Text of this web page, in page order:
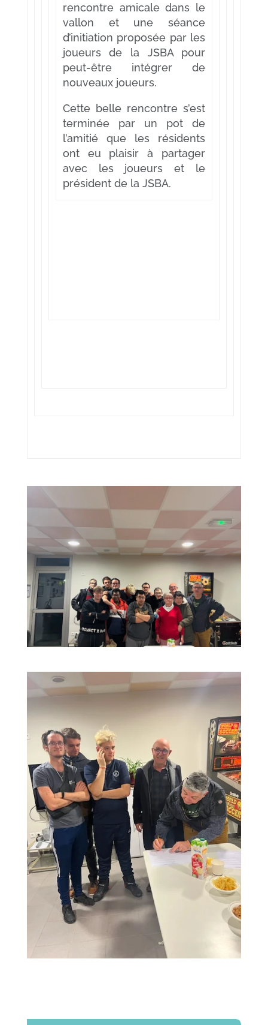
rencontre amicale dans le
vallon et une séance
d’initiation proposée par les
joueurs de la JSBA pour
peut-être intégrer de
nouveaux joueurs.
Cette belle rencontre s’est
terminée par un pot de
l’amitié que les résidents
ont eu plaisir à partager
avec les joueurs et le
président de la JSBA.